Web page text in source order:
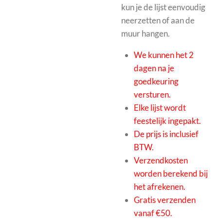
kun je de lijst eenvoudig
neerzetten of aan de
muur hangen.
We kunnen het 2
dagen na je
goedkeuring
versturen.
Elke lijst wordt
feestelijk ingepakt.
De prijs is inclusief
BTW.
Verzendkosten
worden berekend bij
het afrekenen.
Gratis verzenden
vanaf €50.